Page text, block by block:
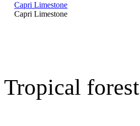
Capri Limestone
Capri Limestone
Tropical forest